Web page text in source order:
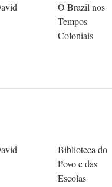
O Brazil nos
Tempos
Coloniais
Biblioteca do
Povo e das
Escolas